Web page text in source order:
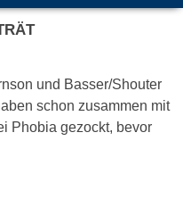
und Basser/Shouter
schon zusammen mit
Phobia gezockt, bevor